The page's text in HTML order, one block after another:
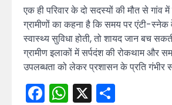
एक ही परिवार के दो सदस्यों की मौत से गांव
ग्रामीणों का कहना है कि समय पर एंटी-स्नेक
स्वास्थ्य सुविधा होती, तो शायद जान बच
ग्रामीण इलाकों में सर्पदंश की रोकथाम और
उपलब्धता को लेकर प्रशासन के प्रति गंभीर
Facebook
WhatsApp
X